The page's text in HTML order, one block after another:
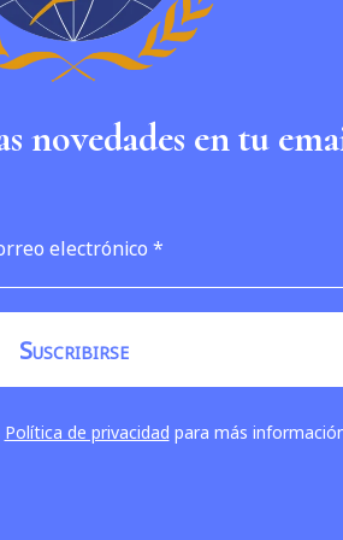
novedades en tu
Política de privacidad para más